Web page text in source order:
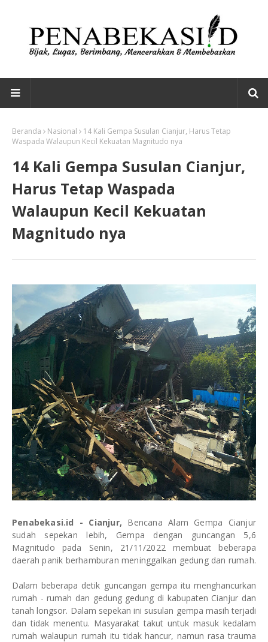
Beranda Nasional
14 Kali Gempa Susulan Cianjur, Harus Tetap
Waspada Walaupun Kecil Kekuatan Magnitudo nya
14 Kali Gempa Susulan Cianjur,
Harus Tetap Waspada
Walaupun Kecil Kekuatan
Magnitudo nya
Penabekasi.id - Cianjur, Bencana Alam Gempa Cianjur
sudah sepekan lebih, Gempa dengan guncangan 5,6
Magnitudo pada Senin, 21/11/2022 membuat beberapa
daerah panik berhamburan meninggalkan gedung dan rumah.
Dalam beberapa detik guncangan gempa itu menghancurkan
rumah - rumah dan gedung gedung di kabupaten Cianjur dan
tanah longsor. Dalam sepekan ini susulan gempa masih terjadi
dan tidak menentu. Masyarakat takut untuk masuk kedalam
rumah walaupun rumah itu tidak hancur, namun rasa trauma